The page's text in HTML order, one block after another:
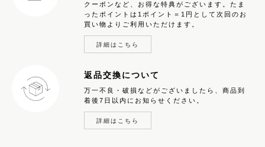
クーポンなど、お得な特典がございます。たま
ったポイントは1ポイント＝1円として次回のお
買い物よりご利用いただけます。
詳細はこちら
返品交換について
万一不良・破損などがございましたら、商品到
着後7日以内にお知らせください。
詳細はこちら